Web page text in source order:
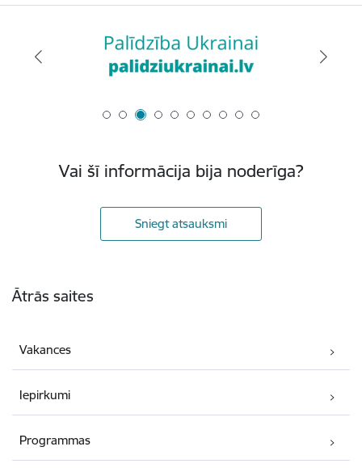
Vai šī informācija bija noderīga?
Sniegt atsauksmi
Ātrās saites
Vakances
Iepirkumi
Programmas